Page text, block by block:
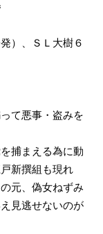
）、ＳＬ大樹６
て悪事・盗みを
捕まえる為に動
新撰組も現れ
元、偽女ねずみ
見逃せないのが